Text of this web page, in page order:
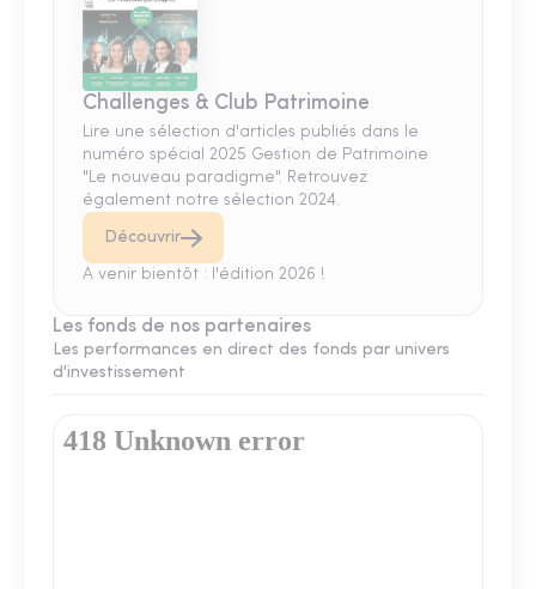
Challenges & Club Patrimoine
Lire une sélection d'articles publiés dans le
numéro spécial 2025 Gestion de Patrimoine
"Le nouveau paradigme". Retrouvez
également notre sélection 2024.
Découvrir
A venir bientôt : l'édition 2026 !
Les fonds de nos partenaires
Les performances en direct des fonds par univers
d'investissement